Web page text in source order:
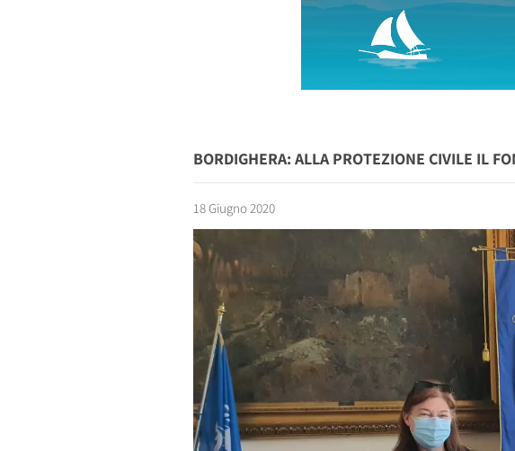
BORDIGHERA: ALLA PROTEZIONE CIVILE IL
18 Giugno 2020